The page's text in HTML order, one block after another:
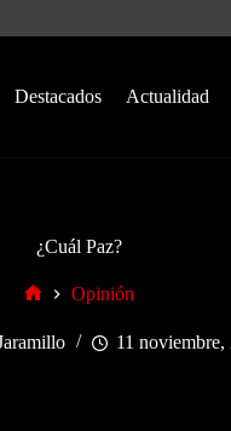
Destacados Actualidad
¿Cuál Paz?
Opinión
11 noviembre,